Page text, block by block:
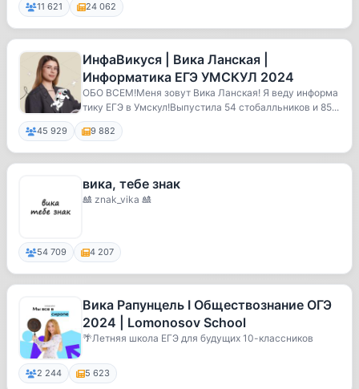
11 621 24 062
ИнфаВикуся | Вика Ланская |
Информатика ЕГЭ УМСКУЛ 2024
ОБО ВСЕМ!Меня зовут Вика Ланская! Я веду информа
тику ЕГЭ в Умскул!Выпустила 54 стобалльников и 85...
45 929 9 882
вика, тебе знак
🎎 znak_vika 🎎
54 709 4 207
Вика Рапунцель I Обществознание ОГЭ
2024 | Lomonosov School
🌴Летняя школа ЕГЭ для будущих 10-классников
2 244 5 623